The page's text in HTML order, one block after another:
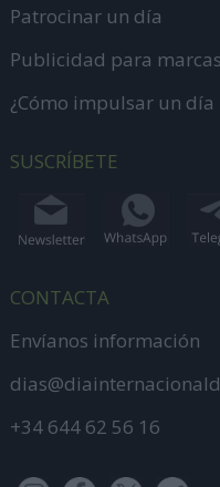
Patrocinar un día
Publicidad para marcas
¿Cómo impulsar un
SUSCRÍBETE
CONTACTA
Envíanos información
+34 644 62 56 16